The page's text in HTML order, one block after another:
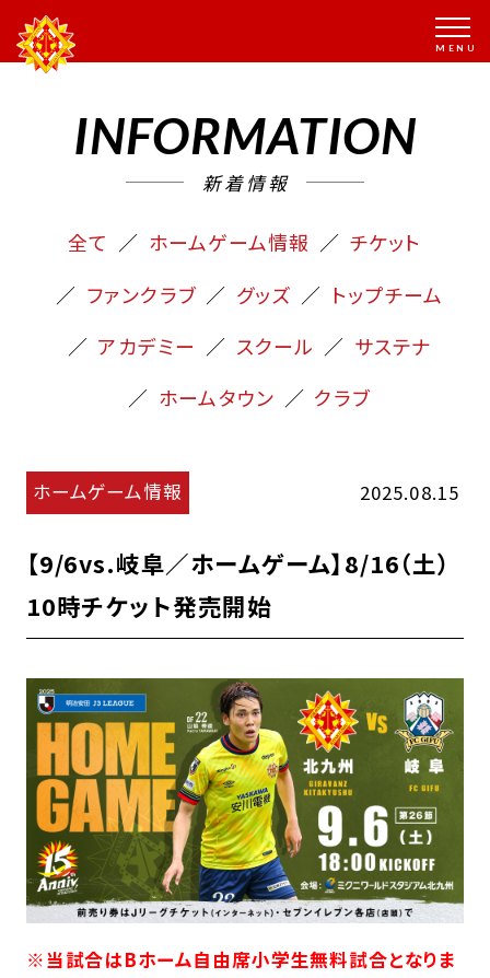
INFORMATION
新着情報
全て ホームゲーム情報
チケット
ファンクラブ
グッズ
トップチーム
アカデミー
スクール
サステナ
ホームタウン
クラブ
ホームゲーム情報 2025.08.15
【9/6vs.岐阜／ホームゲーム】8/16（土）
10時チケット発売開始
※当試合はBホーム自由席小学生無料試合となりま